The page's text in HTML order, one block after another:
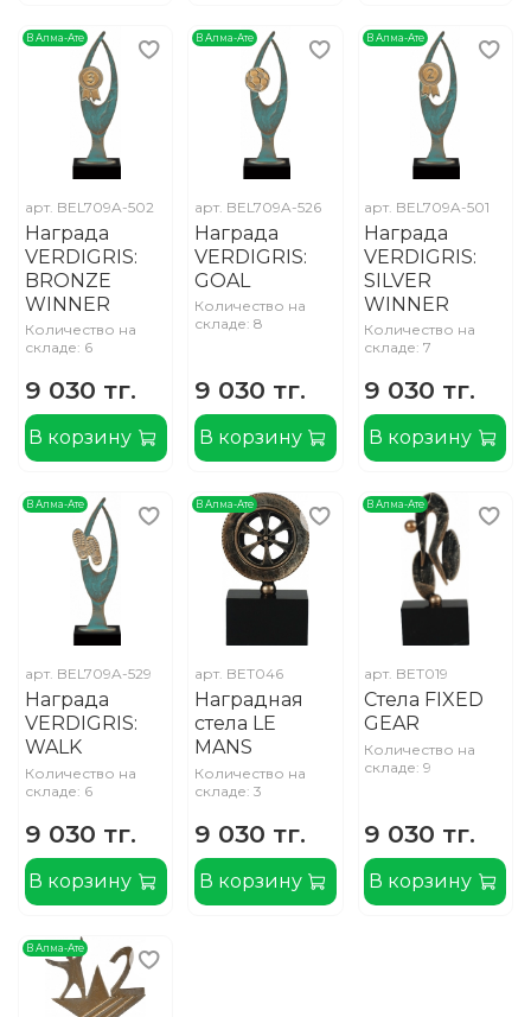
В Алма-Ате
арт. BEL709A-502
Награда
VERDIGRIS:
BRONZE
WINNER
Количество на
складе: 6
9 030 тг.
В корзину
В Алма-Ате
арт. BEL709A-526
Награда
VERDIGRIS:
GOAL
Количество на
складе: 8
9 030 тг.
В корзину
В Алма-Ате
арт. BEL709A-501
Награда
VERDIGRIS:
SILVER
WINNER
Количество на
складе: 7
9 030 тг.
В корзину
В Алма-Ате
арт. BEL709A-529
Награда
VERDIGRIS:
WALK
Количество на
складе: 6
9 030 тг.
В корзину
В Алма-Ате
арт. BET046
Наградная
стела LE
MANS
Количество на
складе: 3
9 030 тг.
В корзину
В Алма-Ате
арт. BET019
Стела FIXED
GEAR
Количество на
складе: 9
9 030 тг.
В корзину
В Алма-Ате